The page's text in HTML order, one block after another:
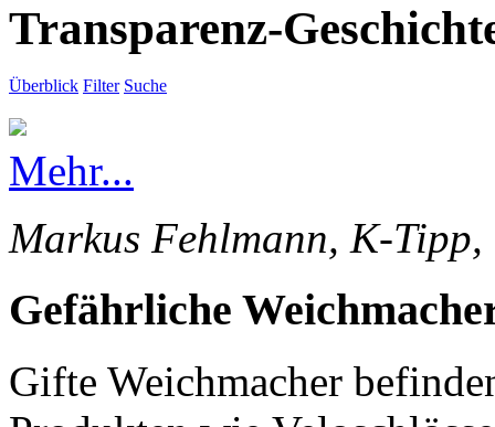
Transparenz-
Überblick Filter Suche
Mehr...
Markus Fehlmann, K-Tipp,
Gefährliche
Gifte Weichmacher